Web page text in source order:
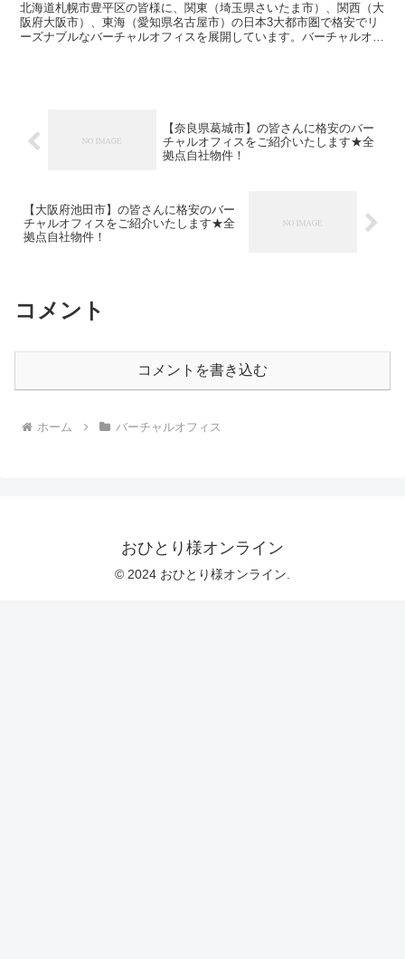
北海道札幌市豊平区の皆様に、関東（埼玉県さいたま市）、関西（大
阪府大阪市）、東海（愛知県名古屋市）の日本3大都市圏で格安でリ
ーズナブルなバーチャルオフィスを展開しています。バーチャルオフ
【奈良県葛城市】の皆さんに格安のバー
チャルオフィスをご紹介いたします★全
拠点自社物件！
【大阪府池田市】の皆さんに格安のバー
チャルオフィスをご紹介いたします★全
拠点自社物件！
コメント
コメントを書き込む
ホーム バーチャルオフィス
おひとり様オンライン
© 2024 おひとり様オンライン.